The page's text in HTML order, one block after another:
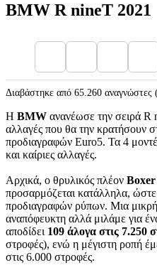
BMW R nineT 2021
Διαβάστηκε από 65.260 αναγνώστες
Η BMW ανανέωσε την σειρά R
αλλαγές που θα την κρατήσουν
προδιαγραφών Euro5. Τα 4
και καίριες αλλαγές.
Αρχικά, ο θρυλικός πλέον Boxer
προσαρμόζεται κατάλληλα,
προδιαγραφών ρύπων. Μια μικρή
αναπόφευκτη αλλά μιλάμε για
αποδίδει 109 άλογα στις 7.250
στροφές), ενώ η μέγιστη ροπή
στις 6.000 στροφές.